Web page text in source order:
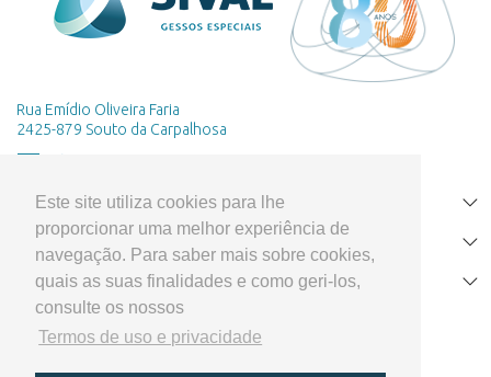
Este site utiliza cookies para lhe
proporcionar uma melhor experiência de
navegação. Para saber mais sobre cookies,
quais as suas finalidades e como geri-los,
consulte os nossos
Termos de uso e privacidade
Rua Emídio Oliveira Faria
2425-879 Souto da Carpalhosa
HOME
PRODUTOS
APOIO AO CLIENTE